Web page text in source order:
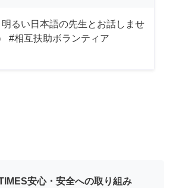
明るい日本語の先生とお話しませ
#相互扶助ボランティア
安心・安全への取り組み